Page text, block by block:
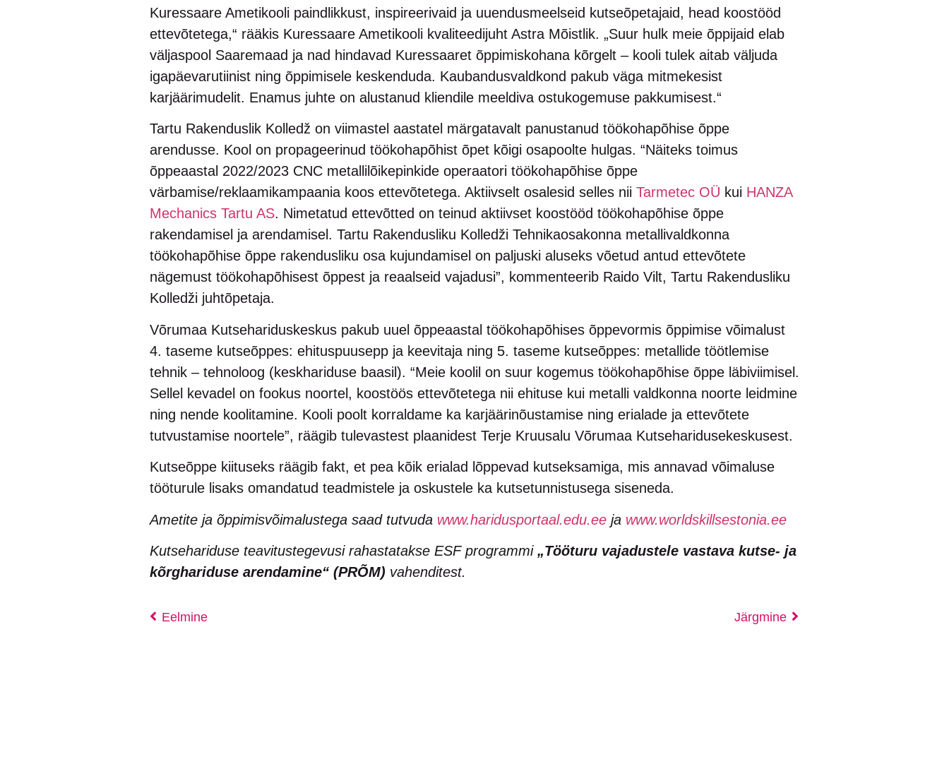
Kuressaare Ametikooli paindlikkust, inspireerivaid ja uuendusmeelseid kutseõpetajaid, head koostööd
ettevõtetega,“ rääkis Kuressaare Ametikooli kvaliteedijuht Astra Mõistlik. „Suur hulk meie õppijaid elab
väljaspool Saaremaad ja nad hindavad Kuressaaret õppimiskohana kõrgelt – kooli tulek aitab väljuda
igapäevarutiinist ning õppimisele keskenduda. Kaubandusvaldkond pakub väga mitmekesist
karjäärimudelit. Enamus juhte on alustanud kliendile meeldiva ostukogemuse pakkumisest.“
Tartu Rakenduslik Kolledž on viimastel aastatel märgatavalt panustanud töökohapõhise õppe
arendusse. Kool on propageerinud töökohapõhist õpet kõigi osapoolte hulgas. “Näiteks toimus
õppeaastal 2022/2023 CNC metallilõikepinkide operaatori töökohapõhise õppe
värbamise/reklaamikampaania koos ettevõtetega. Aktiivselt osalesid selles nii Tarmetec OÜ kui HANZA
Mechanics Tartu AS. Nimetatud ettevõtted on teinud aktiivset koostööd töökohapõhise õppe
rakendamisel ja arendamisel. Tartu Rakendusliku Kolledži Tehnikaosakonna metallivaldkonna
töökohapõhise õppe rakendusliku osa kujundamisel on paljuski aluseks võetud antud ettevõtete
nägemust töökohapõhisest õppest ja reaalseid vajadusi”, kommenteerib Raido Vilt, Tartu Rakendusliku
Kolledži juhtõpetaja.
Võrumaa Kutsehariduskeskus pakub uuel õppeaastal töökohapõhises õppevormis õppimise võimalust
4. taseme kutseõppes: ehituspuusepp ja keevitaja ning 5. taseme kutseõppes: metallide töötlemise
tehnik – tehnoloog (keskhariduse baasil). “Meie koolil on suur kogemus töökohapõhise õppe läbiviimisel.
Sellel kevadel on fookus noortel, koostöös ettevõtetega nii ehituse kui metalli valdkonna noorte leidmine
ning nende koolitamine. Kooli poolt korraldame ka karjäärinõustamise ning erialade ja ettevõtete
tutvustamise noortele”, räägib tulevastest plaanidest Terje Kruusalu Võrumaa Kutseharidusekeskusest.
Kutseõppe kiituseks räägib fakt, et pea kõik erialad lõppevad kutseksamiga, mis annavad võimaluse
tööturule lisaks omandatud teadmistele ja oskustele ka kutsetunnistusega siseneda.
Ametite ja õppimisvõimalustega saad tutvuda www.haridusportaal.edu.ee ja www.worldskillsestonia.ee
Kutsehariduse teavitustegevusi rahastatakse ESF programmi „Tööturu vajadustele vastava kutse- ja
kõrghariduse arendamine“ (PRÕM) vahenditest.
Eelmine Järgmine